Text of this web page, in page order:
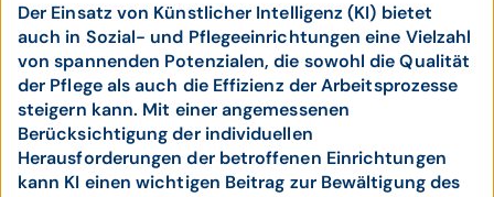
Der Einsatz von Künstlicher Intelligenz (KI) bietet
auch in Sozial- und Pflegeeinrichtungen eine Vielzahl
von spannenden Potenzialen, die sowohl die Qualität
der Pflege als auch die Effizienz der Arbeitsprozesse
steigern kann. Mit einer angemessenen
Berücksichtigung der individuellen
Herausforderungen der betroffenen Einrichtungen
kann KI einen wichtigen Beitrag zur Bewältigung des